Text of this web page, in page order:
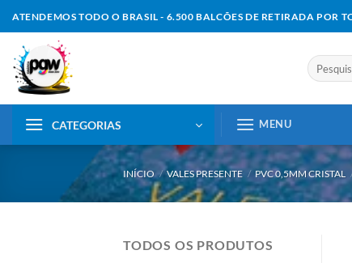
to
content
ATENDEMOS TODO O BRASIL - 6.500 BALCÕES DE RETIRADA POR
Pesquisar
por:
CATEGORIAS MENU
INÍCIO / VALES PRESENTE / PVC 0,5MM CRISTAL
TODOS OS PRODUTOS